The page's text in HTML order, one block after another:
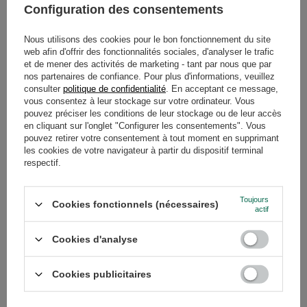
Le thé qui contient le plus de caféine dépend
qualité des feuilles, de la quantité utilisée
et du temps d'infusion .
En résumé, ce n'est pas la forme seule (feuilles ou sachets) qui
détermine si le thé stimule plus fortement. Les facteurs clés sont la
qualité des feuilles, le degré de fragmentation et la méthode d'infusion.
Quel thé contient le plus de caféine ?
Configuration des consentements
Nous utilisons des cookies pour le bon fonctionnement du site
web afin d'offrir des fonctionnalités sociales, d'analyser le trafic
et de mener des activités de marketing - tant par nous que par
nos partenaires de confiance. Pour plus d'informations, veuillez
consulter politique de confidentialité . En acceptant ce message,
vous consentez à leur stockage sur votre ordinateur. Vous
pouvez préciser les conditions de leur stockage ou de leur accès
en cliquant sur l'onglet "Configurer les consentements". Vous
pouvez retirer votre consentement à tout moment en supprimant
les cookies de votre navigateur à partir du dispositif terminal
respectif.
Cookies fonctionnels (nécessaires)
Toujours
actif
Cookies d'analyse
Cookies publicitaires